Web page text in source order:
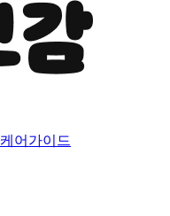
케어가이드